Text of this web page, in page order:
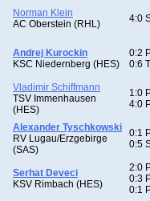
Norman Klein
AC Oberstein (RHL)
4:0
Andrej Kurockin
KSC Niedernberg (HES)
0:2
0:6
Vladimir Schiffmann
TSV Immenhausen
(HES)
1:0
4:0
Alexander Tyschkowski
RV Lugau/Erzgebirge
(SAS)
0:1
0:5
Serhat Deveci
KSV Rimbach (HES)
2:0
0:3
0:1